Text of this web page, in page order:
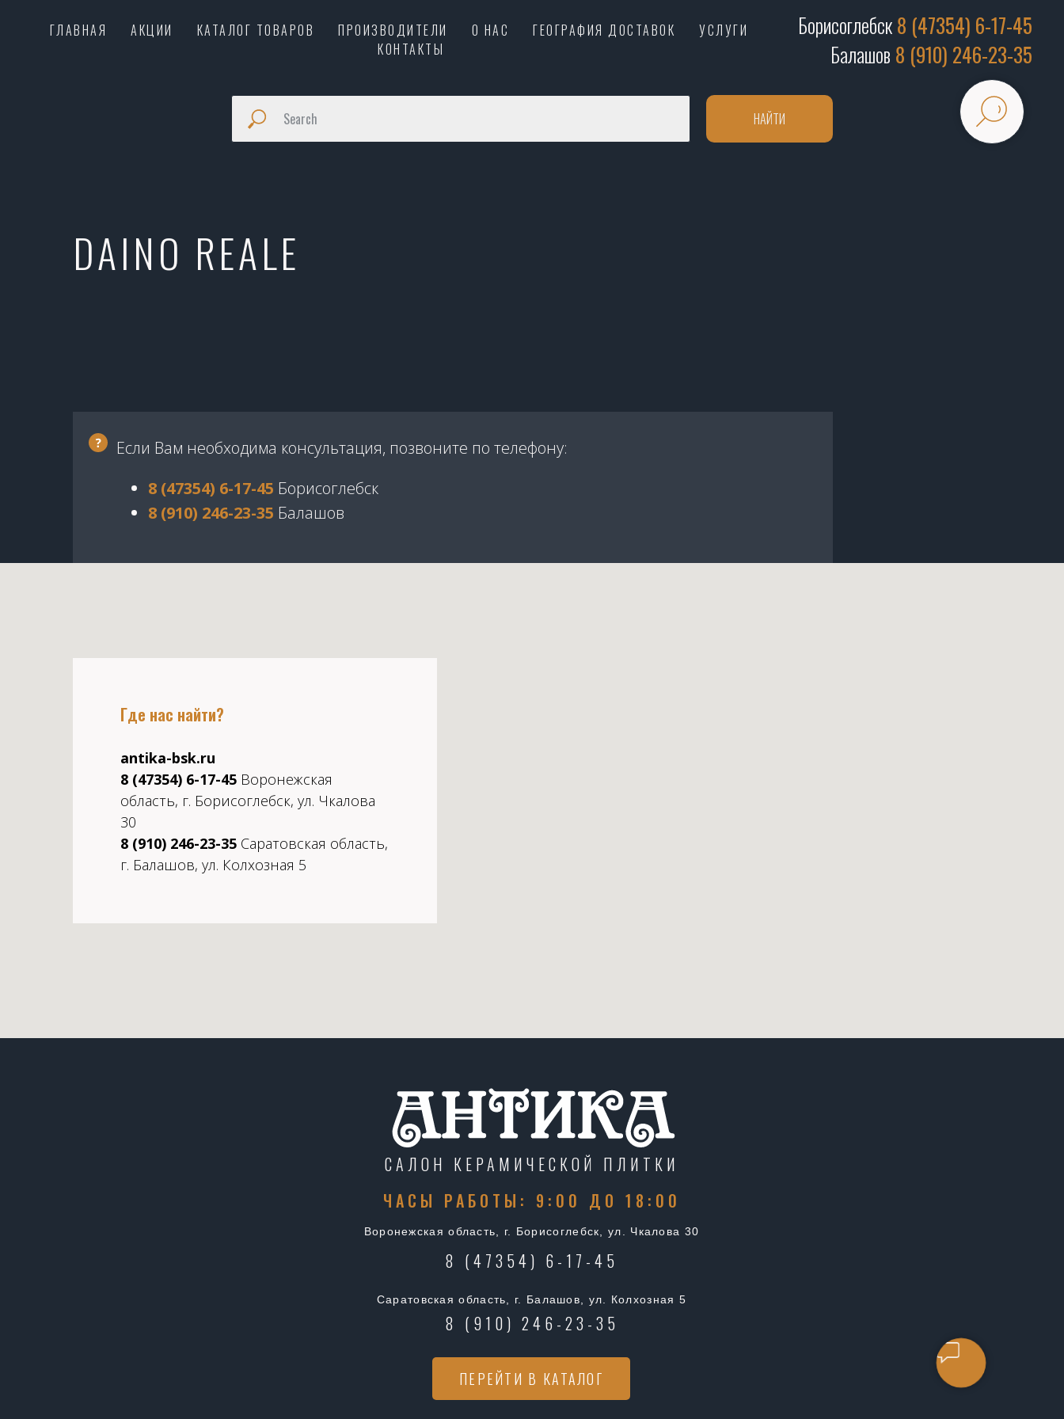
ГЛАВНАЯ АКЦИИ КАТАЛОГ ТОВАРОВ ПРОИЗВОДИТЕЛИ О НАС ГЕОГРАФИЯ ДОСТАВОК
УСЛУГИ
КОНТАКТЫ
Борисоглебск8 (47354) 6-17-45
Балашов 8 (910) 246-23-35
НАЙТИ
DAINO REALE
Если Вам необходима консультация, позвоните по телефону:
8 (47354) 6-17-45 Борисоглебск
8 (910) 246-23-35 Балашов
Где нас найти?
antika-bsk.ru
8 (47354) 6-17-45 Воронежская
область, г. Борисоглебск, ул. Чкалова
30
8 (910) 246-23-35 Саратовская область,
г. Балашов, ул. Колхозная 5
САЛОН КЕРАМИЧЕСКОЙ ПЛИТКИ
Воронежская область, г. Борисоглебск, ул. Чкалова 30
Саратовская область, г. Балашов, ул. Колхозная 5
ПЕРЕЙТИ В КАТАЛОГ
ЧАСЫ РАБОТЫ: 9:00 ДО 18:00
8 (47354) 6-17-45
8 (910) 246-23-35